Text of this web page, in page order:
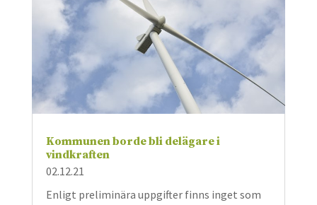
Kommunen borde bli delägare i
vindkraften
02.12.21
Enligt preliminära uppgifter finns inget som